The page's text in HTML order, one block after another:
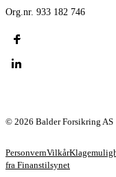
Org.nr. 933 182 746
© 2026 Balder Forsikring AS
PersonvernVilkår
fra Finanstilsynet